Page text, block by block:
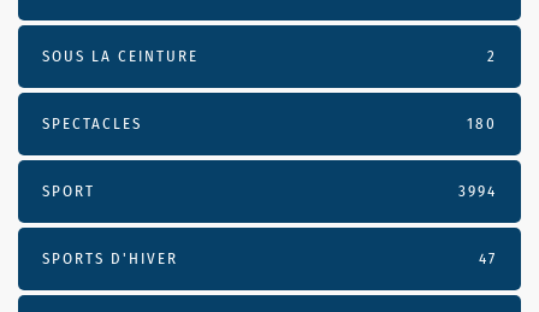
SOUS LA CEINTURE 2
SPECTACLES 180
SPORT 3994
SPORTS D'HIVER 47